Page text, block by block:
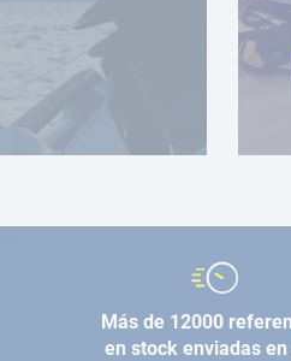
Más de 12000
en stock enviadas en